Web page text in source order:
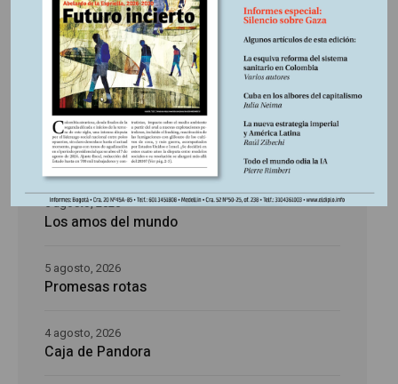
Últimas publicaciones
La época de la intranquilidad
5 agosto, 2026
Los amos del mundo
5 agosto, 2026
Promesas rotas
5 agosto, 2026
Caja de Pandora
4 agosto, 2026